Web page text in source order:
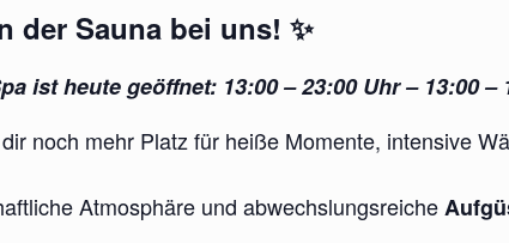
der Sauna bei uns! ✨
ist heute geöffnet: 13:00 – 23:00 Uhr – 13:00 –
noch mehr Platz für heiße Momente, intensive
Atmosphäre und abwechslungsreiche